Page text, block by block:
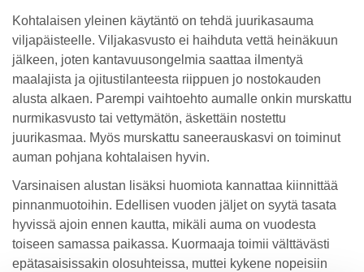
Kohtalaisen yleinen käytäntö on tehdä juurikasauma
viljapäisteelle. Viljakasvusto ei haihduta vettä heinäkuun
jälkeen, joten kantavuusongelmia saattaa ilmentyä
maalajista ja ojitustilanteesta riippuen jo nostokauden
alusta alkaen. Parempi vaihtoehto aumalle onkin murskattu
nurmikasvusto tai vettymätön, äskettäin nostettu
juurikasmaa. Myös murskattu saneerauskasvi on toiminut
auman pohjana kohtalaisen hyvin.
Varsinaisen alustan lisäksi huomiota kannattaa kiinnittää
pinnanmuotoihin. Edellisen vuoden jäljet on syytä tasata
hyvissä ajoin ennen kautta, mikäli auma on vuodesta
toiseen samassa paikassa. Kuormaaja toimii välttävästi
epätasaisissakin olosuhteissa, muttei kykene nopeisiin